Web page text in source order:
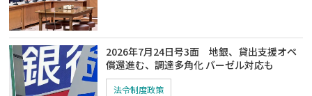
2026年7月24日号3面 地銀、貸出支援オペ
償還進む、調達多角化 バーゼル対応も
法令制度政策